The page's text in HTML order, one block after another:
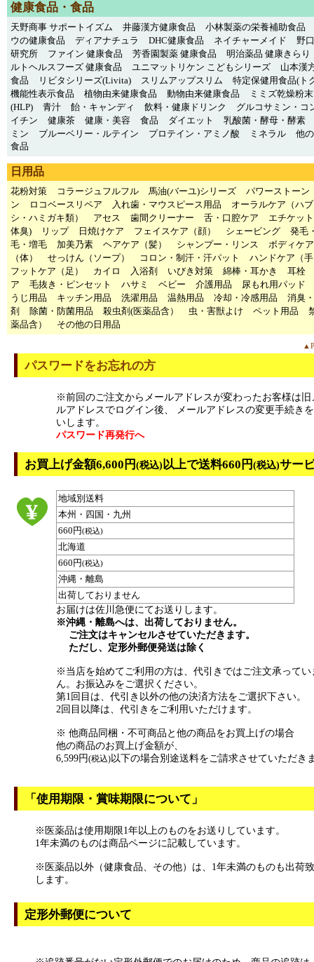
健康食品・食品
天野商事 サポートイズム 井藤漢方健康食品
小林製薬の栄養補助食品
ウの健康食品
ディアナチュラ DHC健康食品 ネイチャーメイド
野
研究所
ファイン 健康食品 芳香園製薬 健康食品
明治薬品 健康きらり
ルトヘルスフーズ 健康食品
ユニマットリケン こどもシリーズ
山本漢
食品
リビタシリーズ(Livita) スリムアップスリム
特定保健用食品(ト
機能性表示食品
植物由来健康食品 動物由来健康食品
ミミズ乾燥粉末
(HLP)
青汁 飴・キャンディ 飲料・健康ドリンク
グルコサミン・コ
イチン
健康茶 健康・美容 食品 ダイエット
乳酸菌・酵母・酵素
ミン
ブルーベリー・ルテイン プロテイン・アミノ酸 ミネラル
他
食品
日用品
花粉対策 コラージュフルフル 馬油(バーユ)シリーズ
パワーストーン
ン
ロコベースリペア 入れ歯・マウスピース用品
オーラルケア（ハ
シ・ハミガキ類）
アセス 歯間クリーナー 舌・口腔ケア
エチケッ
体臭)
リップ 日焼けケア フェイスケア（顔） シェービング
発毛
毛・増毛
加美乃素 ヘアケア（髪） シャンプー・リンス
ボディケア
（体）
せっけん（ソープ） コロン・制汗・汗パット
ハンドケア（
フットケア（足）
カイロ 入浴剤 いびき対策 綿棒・耳かき
耳栓
ア
毛抜き・ピンセット ハサミ ベビー 介護用品
尿もれ用パッド
うじ用品
キッチン用品 洗濯用品 温熱用品 冷却・冷感用品
消臭
剤
除菌・防菌用品 殺虫剤(医薬品含） 虫・害獣よけ ペット用品
薬品含）
その他の日用品
パスワードをお忘れの方
※前回のご注文からメールアドレスが変わったお客様は旧
ルアドレスでログイン後、 メールアドレスの変更手続き
いします。
パスワード再発行へ
お買上げ金額6,600円(税込)以上で送料660円(税込)サー
地域別送料
本州・四国・九州
660円(税込)
北海道
660円(税込)
沖縄・離島
出荷しておりません
お届けは佐川急便にてお送りします。
※沖縄・離島へは、出荷しておりません。
ご注文はキャンセルさせていただきます。
ただし、定形外郵便発送は除く
※当店を始めてご利用の方は、代引きではご注文承ってい
ん。お振込みをご選択ください。
第1回目は、代引き以外の他の決済方法をご選択下さい。
2回目以降は、代引きをご利用いただけます。
※ 他商品同梱・不可商品と他の商品をお買上げの場合
他の商品のお買上げ金額が、
6,599円(税込)以下の場合別途送料をご請求させていただき
「使用期限・賞味期限について」
※医薬品は使用期限1年以上のものをお送りしています。
1年未満のものは商品ページに記載しています。
※医薬品以外（健康食品、その他）は、1年未満のものも出荷致
します。
定形外郵便について